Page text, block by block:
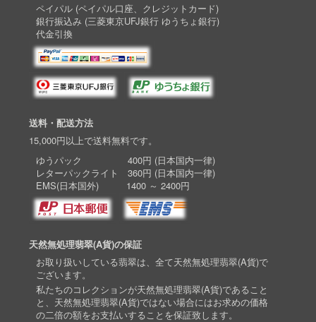
ペイパル (ペイパル口座、クレジットカード)
銀行振込み (三菱東京UFJ銀行 ゆうちょ銀行)
代金引換
送料・配送方法
15,000円以上で送料無料です。
ゆうパック 400円 (日本国内一律)
レターパックライト 360円 (日本国内一律)
EMS(日本国外) 1400 ～ 2400円
天然無処理翡翠(A貨)の保証
お取り扱いしている翡翠は、全て天然無処理翡翠(A貨)で
ございます。
私たちのコレクションが天然無処理翡翠(A貨)であること
と、天然無処理翡翠(A貨)ではない場合にはお求めの価格
の二倍の額をお支払いすることを保証致します。